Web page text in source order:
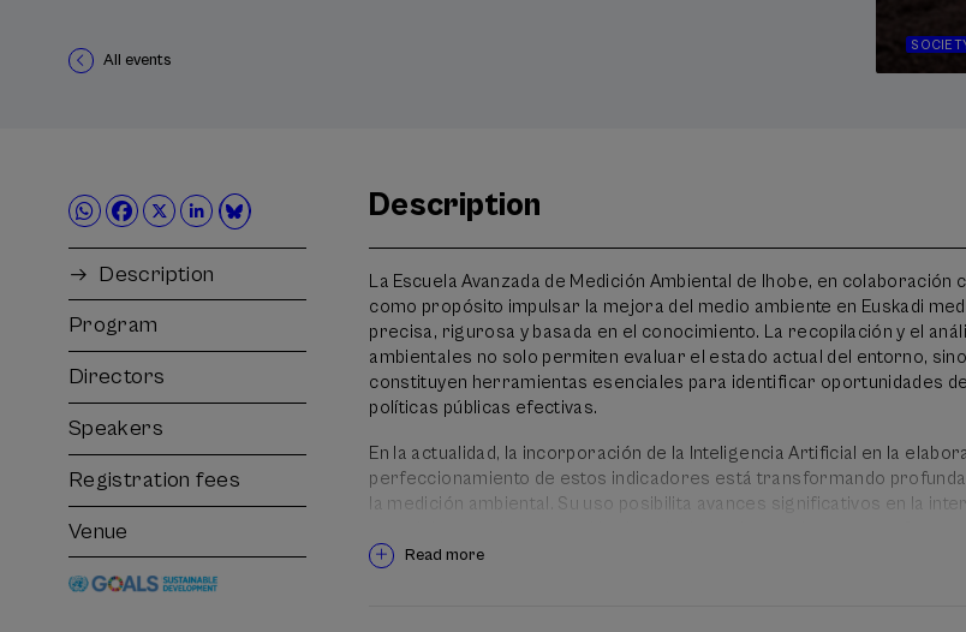
All events
Description
Program
Directors
Speakers
Registration fees
Venue
Description
La Escuela Avanzada de Medición Ambiental de Ihobe, en colaboración
como propósito impulsar la mejora del medio ambiente en Euskadi
precisa, rigurosa y basada en el conocimiento. La recopilación y el
ambientales no solo permiten evaluar el estado actual del entorno,
constituyen herramientas esenciales para identificar oportunidades
políticas públicas efectivas.
En la actualidad, la incorporación de la Inteligencia Artificial en la
perfeccionamiento de estos indicadores está transformando
la medición ambiental. Su uso posibilita avances significativos en la
ambientales de Euskadi y sus implicaciones económico‑sociales.
Read more